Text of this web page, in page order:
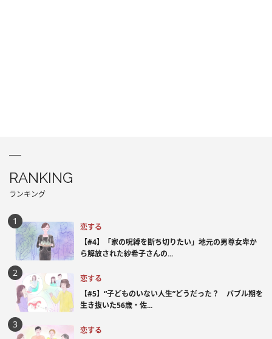
RANKING
ランキング
恋する
【#4】「家の呪縛を断ち切りたい」地元の男尊女卑か
ら解放された紗希子さんの...
恋する
【#5】“子どものいない人生”どうだった？ バブル期を
生き抜いた56歳・佐...
恋する